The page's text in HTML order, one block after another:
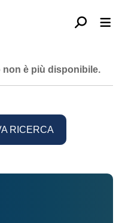
non è più disponibile.
RICERCA